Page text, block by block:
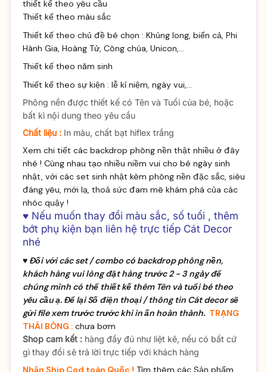
thiết kế theo yêu cầu
Thiết kế theo màu sắc
Thiết kế theo chủ đề bé chọn : Khủng long, biển cả, Phi
Hành Gia, Hoàng Tử, Công chúa, Unicon,...
Thiết kế theo năm sinh
Thiết kế theo sự kiện : lễ kỉ niệm, ngày vui,...
Phông nền được thiết kế có Tên và Tuổi của bé, hoặc
bất kì nội dung theo yêu cầu
Chất liệu :In màu, chất bạt hiflex trắng
Xem chi tiết các backdrop phông nền thật nhiều ở đây
nhé ! Cùng nhau tạo nhiều niềm vui cho bé ngày sinh
nhật, với các set sinh nhật kèm phông nền đặc sắc, siêu
đáng yêu, mới lạ, thoả sức đam mê khám phá của các
nhóc quậy !
♥ Nếu muốn thay đổi màu sắc, số tuổi , thêm
bớt phụ kiện bạn liên hệ trực tiếp Cát Decor
nhé
♥ Đối với các set / combo có backdrop phông nền,
khách hàng vui lòng đặt hàng trước 2 - 3 ngày để
chúng mình có thể thiết kế thêm Tên và tuổi bé theo
yêu cầu ạ. Để lại Số điện thoại / thông tin Cát decor sẽ
gửi file xem trước trước khi in ấn hoàn thành. TRẠNG
THÁI BÓNG :chưa bơm
Shop cam kết :hàng đầy đủ như liệt kê, nếu có bất cứ
gì thay đổi sẽ trả lời trực tiếp với khách hàng
Nhận Ship Cod toàn Quốc ! Tìm thêm các Sản phẩm